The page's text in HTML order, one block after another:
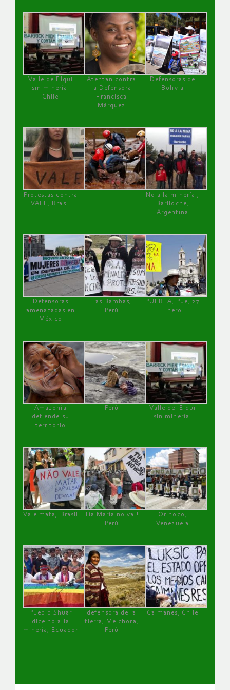
Valle de Elqui
sin minería.
Chile
Atentan contra
la Defensora
Francisca
Márquez
Defensoras de
Bolivia
Protestas contra
VALE, Brasil
No a la minería ,
Bariloche,
Argentina
Defensoras
amenazadas en
México
Las Bambas,
Perú
PUEBLA, Pue, 27
Enero
Amazonía
defiende su
territorio
Perú
Valle del Elqui
sin minería.
Vale mata, Brasil
Tía María no va !
Perú
Orinoco,
Venezuela
Pueblo Shuar
dice no a la
minería, Ecuador
defensora de la
tierra, Melchora,
Perú
Caimanes, Chile